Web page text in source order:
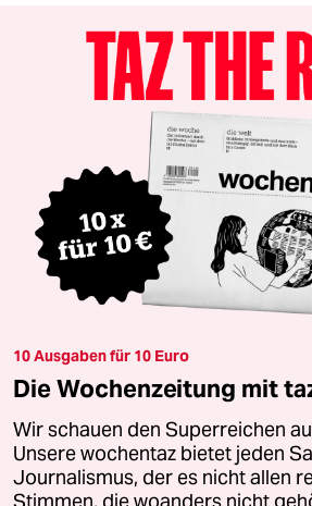
10 Ausgaben für 10 Euro
Die Wochenzeitung mit
Wir schauen den Superreichen
Unsere wochentaz bietet jeden
Journalismus, der es nicht allen